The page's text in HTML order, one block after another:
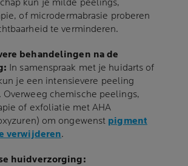
kun je milde peelings,
of microdermabrasie proberen
te verminderen.
behandelingen na de
In samenspraak met je huidarts of
je een intensievere peeling
Overweeg chemische peelings,
of exfoliatie met AHA
om ongewenst pigment
verwijderen.
huidverzorging: